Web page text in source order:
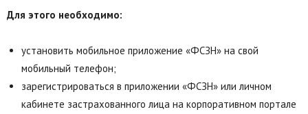
Для этого необходимо:
установить мобильное приложение «ФСЗН» на свой
мобильный телефон;
зарегистрироваться в приложении «ФСЗН» или личном
кабинете застрахованного лица на корпоративном портале